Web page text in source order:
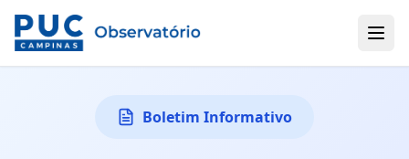
Boletim Informativo